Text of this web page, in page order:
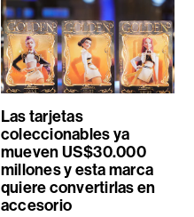
Las tarjetas
coleccionables ya
mueven US$30.000
millones y esta marca
quiere convertirlas en
accesorio